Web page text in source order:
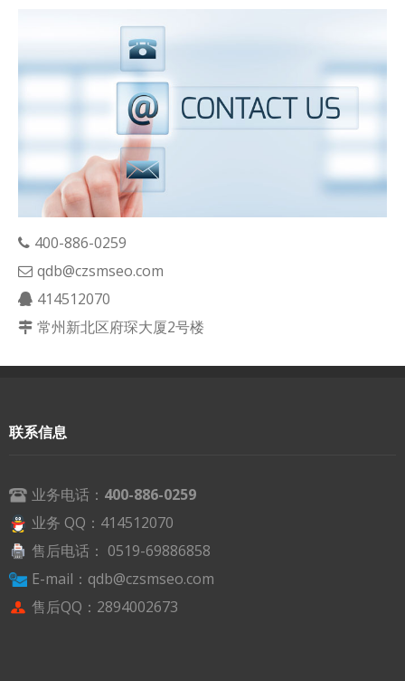
400-886-0259
qdb@czsmseo.com
414512070
常州新北区府琛大厦2号楼
联系信息
业务电话： 400-886-0259
业务 QQ：414512070
售后电话： 0519-69886858
E-mail：qdb@czsmseo.com
售后QQ：2894002673